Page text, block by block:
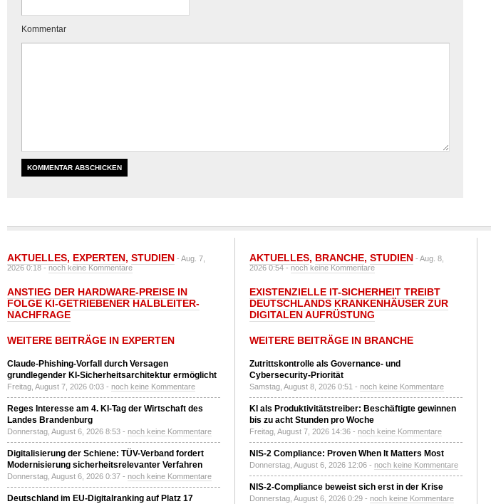
Kommentar
AKTUELLES, EXPERTEN, STUDIEN - Aug. 7,
2026 0:18 -noch keine Kommentare
ANSTIEG DER HARDWARE-PREISE IN
FOLGE KI-GETRIEBENER HALBLEITER-
NACHFRAGE
WEITERE BEITRÄGE IN EXPERTEN
Claude-Phishing-Vorfall durch Versagen
grundlegender KI-Sicherheitsarchitektur ermöglicht
Freitag, August 7, 2026 0:03 - noch keine Kommentare
Reges Interesse am 4. KI-Tag der Wirtschaft des
Landes Brandenburg
Donnerstag, August 6, 2026 8:53 - noch keine Kommentare
Digitalisierung der Schiene: TÜV-Verband fordert
Modernisierung sicherheitsrelevanter Verfahren
Donnerstag, August 6, 2026 0:37 - noch keine Kommentare
Deutschland im EU-Digitalranking auf Platz 17
AKTUELLES, BRANCHE, STUDIEN - Aug. 8,
2026 0:54 -noch keine Kommentare
EXISTENZIELLE IT-SICHERHEIT TREIBT
DEUTSCHLANDS KRANKENHÄUSER ZUR
DIGITALEN AUFRÜSTUNG
WEITERE BEITRÄGE IN BRANCHE
Zutrittskontrolle als Governance- und
Cybersecurity-Priorität
Samstag, August 8, 2026 0:51 - noch keine Kommentare
KI als Produktivitätstreiber: Beschäftigte gewinnen
bis zu acht Stunden pro Woche
Freitag, August 7, 2026 14:36 - noch keine Kommentare
NIS-2 Compliance: Proven When It Matters Most
Donnerstag, August 6, 2026 12:06 - noch keine Kommentare
NIS-2-Compliance beweist sich erst in der Krise
Donnerstag, August 6, 2026 0:29 - noch keine Kommentare